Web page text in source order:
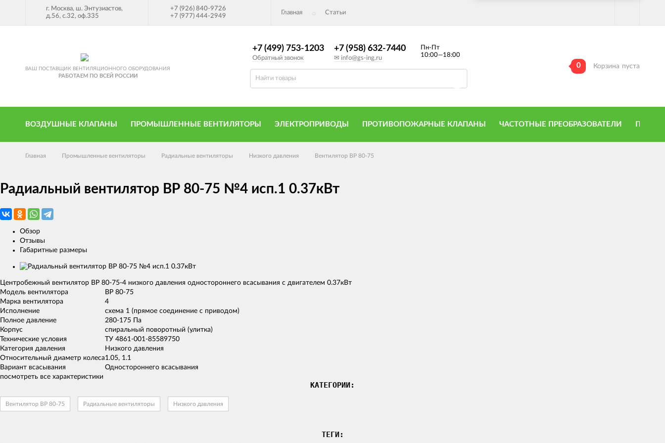
г. Москва, ш. Энтузиастов,
д.56, с.32, оф.335
+7 (926) 840-9726
+7 (977) 444-2949
Главная Статьи
ВАШ ПОСТАВЩИК ВЕНТИЛЯЦИОННОГО ОБОРУДОВАНИЯ
РАБОТАЕМ ПО ВСЕЙ РОССИИ
+7 (499) 753-1203
Обратный звонок
+7 (958) 632-7440
✉ info@gs-ing.ru
Пн-Пт
10:00—18:00
0 Корзина пуста
ВОЗДУШНЫЕ КЛАПАНЫ ПРОМЫШЛЕННЫЕ ВЕНТИЛЯТОРЫ ЭЛЕКТРОПРИВОДЫ ПРОТИВОПОЖАРНЫЕ КЛАПАНЫ ЧАСТОТНЫЕ ПРЕОБРАЗОВАТЕЛИ
Главная Промышленные вентиляторы Радиальные вентиляторы Низкого давления Вентилятор ВР 80-75
Радиальный вентилятор ВР 80-75 №4 исп.1 0.37кВт
Обзор
Отзывы
Габаритные размеры
Изображения
товаров
Центробежный вентилятор ВР 80-75-4 низкого давления одностороннего всасывания с двигателем 0.37кВт
Модель вентилятора
ВР 80-75
Марка вентилятора
4
Исполнение
схема 1 (прямое соединение с приводом)
Полное давление
280-175 Па
Корпус
спиральный поворотный (улитка)
Технические условия
ТУ 4861-001-85589750
Категория давления
Низкого давления
Относительный диаметр колеса1.05, 1.1
Вариант всасывания
Одностороннего всасывания
посмотреть все характеристики
КАТЕГОРИИ:
Вентилятор ВР 80-75 Радиальные вентиляторы Низкого давления
ТЕГИ: